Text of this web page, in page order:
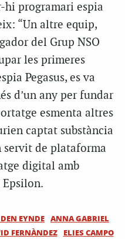
hi programari espia
“Un altre equip,
del Grup NSO
les primeres
Pegasus, es va
d’un any per fundar
esmenta altres
captat substància
servit de plataforma
digital amb
EYNDE ANNA GABRIEL
FERNÀNDEZ
ELIES CAMPO